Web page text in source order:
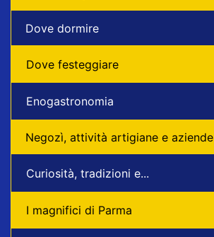
Dove dormire
Dove festeggiare
Enogastronomia
Negozì, attività artigiane e aziende
Curiosità, tradizioni e...
I magnifici di Parma